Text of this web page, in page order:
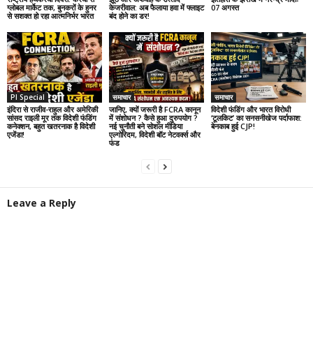
ग्लोबल मार्केट तक, बुनकरों के हुनर
से सशक्त हो रहा आत्मनिर्भर भारत
केजरीवाल: अब फैलाया हवा में फ्लाइट
बंद होने का डर!
07 अगस्त
PI Special
इंदिरा से राजीव-राहुल और अमेरिकी
सांसद राइली मूर तक विदेशी फंडिंग
कनेक्शन, बहुत खतरनाक है विदेशी
एजेंडा!
समाचार
जानिए, क्यों जरूरी है FCRA कानून
में संशोधन ? कैसे हुआ दुरुपयोग ?
नई चुनौती बने सोशल मीडिया
एल्गोरिदम, विदेशी बॉट नेटवर्क्स और
फंड
समाचार
विदेशी फंडिंग और भारत विरोधी
‘टूलकिट’ का सनसनीखेज पर्दाफाश:
बेनकाब हुई CJP!
Leave a Reply